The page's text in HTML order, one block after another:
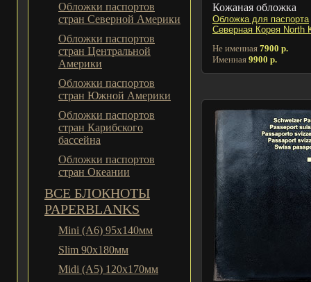
Обложки паспортов
стран Северной Америки
Обложки паспортов
стран Центральной
Америки
Обложки паспортов
стран Южной Америки
Обложки паспортов
стран Карибского
бассейна
Обложки паспортов
стран Океании
ВСЕ БЛОКНОТЫ
PAPERBLANKS
Mini (A6) 95х140мм
Slim 90x180мм
Midi (A5) 120х170мм
Кожаная обложка
Обложка для паспорта
Северная Корея North
Не именная 7900 р.
Именная 9900 р.